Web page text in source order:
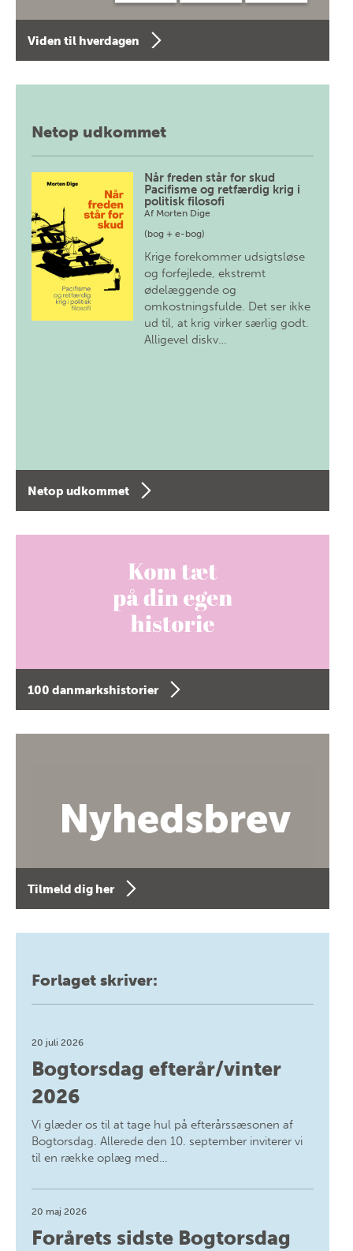
Viden til hverdagen
Netop udkommet
Når freden står for skud
Pacifisme og retfærdig krig i
politisk filosofi
Af Morten Dige
(bog + e-bog)
Krige forekommer udsigtsløse
og forfejlede, ekstremt
ødelæggende og
omkostningsfulde. Det ser ikke
ud til, at krig virker særlig godt.
Alligevel diskv…
Netop udkommet
100 danmarkshistorier
Tilmeld dig her
Forlaget skriver:
20 juli 2026
Bogtorsdag efterår/vinter
2026
Vi glæder os til at tage hul på efterårssæsonen af
Bogtorsdag. Allerede den 10. september inviterer vi
til en række oplæg med…
20 maj 2026
Forårets sidste Bogtorsdag